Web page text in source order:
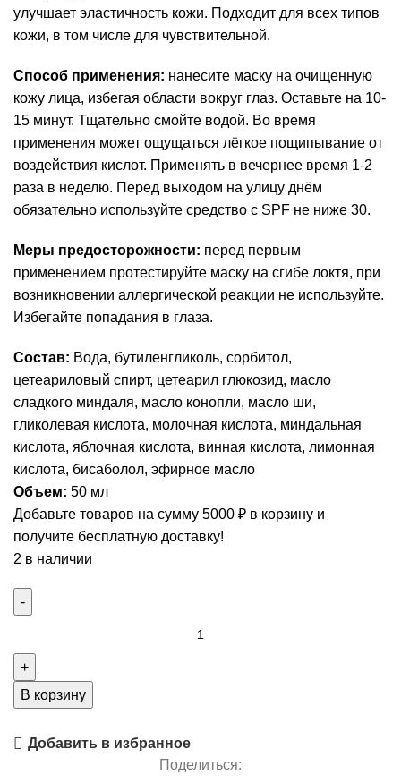
улучшает эластичность кожи. Подходит для всех типов
кожи, в том числе для чувствительной.
Способ применения: нанесите маску на очищенную
кожу лица, избегая области вокруг глаз. Оставьте на 10-
15 минут. Тщательно смойте водой. Во время
применения может ощущаться лёгкое пощипывание от
воздействия кислот. Применять в вечернее время 1-2
раза в неделю. Перед выходом на улицу днём
обязательно используйте средство с SPF не ниже 30.
Меры предосторожности: перед первым
применением протестируйте маску на сгибе локтя, при
возникновении аллергической реакции не используйте.
Избегайте попадания в глаза.
Состав: Вода, бутиленгликоль, сорбитол,
цетеариловый спирт, цетеарил глюкозид, масло
сладкого миндаля, масло конопли, масло ши,
гликолевая кислота, молочная кислота, миндальная
кислота, яблочная кислота, винная кислота, лимонная
кислота, бисаболол, эфирное масло
Объем: 50 мл
Добавьте товаров на сумму 5000 ₽ в корзину и
получите бесплатную доставку!
2 в наличии
В корзину
Добавить в избранное
Поделиться: